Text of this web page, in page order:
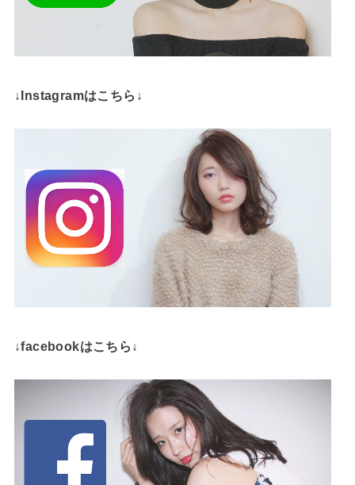
↓Instagramはこちら↓
↓facebookはこちら↓